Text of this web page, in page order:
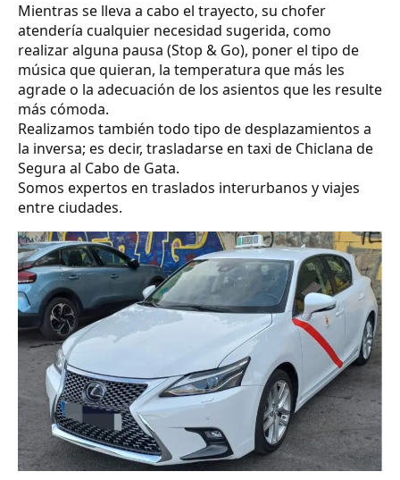
Mientras se lleva a cabo el trayecto, su chofer
atendería cualquier necesidad sugerida, como
realizar alguna pausa (Stop & Go), poner el tipo de
música que quieran, la temperatura que más les
agrade o la adecuación de los asientos que les resulte
más cómoda.
Realizamos también todo tipo de desplazamientos a
la inversa; es decir, trasladarse en taxi de Chiclana de
Segura al Cabo de Gata.
Somos expertos en traslados interurbanos y viajes
entre ciudades.